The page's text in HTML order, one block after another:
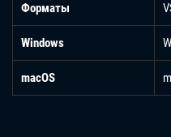
Форматы
Windows
macOS